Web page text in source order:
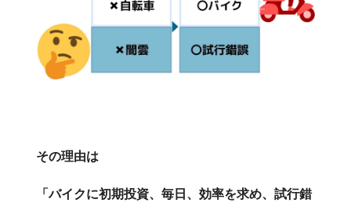
その理由は
「バイクに初期投資、毎日、効率を求め、試行錯